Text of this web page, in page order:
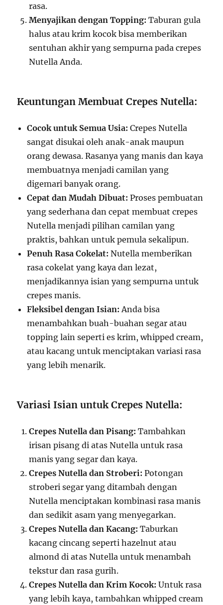
rasa.
Menyajikan dengan Topping: Taburan gula
halus atau krim kocok bisa memberikan
sentuhan akhir yang sempurna pada crepes
Nutella Anda.
Keuntungan Membuat Crepes Nutella:
Cocok untuk Semua Usia: Crepes Nutella
sangat disukai oleh anak-anak maupun
orang dewasa. Rasanya yang manis dan kaya
membuatnya menjadi camilan yang
digemari banyak orang.
Cepat dan Mudah Dibuat: Proses pembuatan
yang sederhana dan cepat membuat crepes
Nutella menjadi pilihan camilan yang
praktis, bahkan untuk pemula sekalipun.
Penuh Rasa Cokelat: Nutella memberikan
rasa cokelat yang kaya dan lezat,
menjadikannya isian yang sempurna untuk
crepes manis.
Fleksibel dengan Isian: Anda bisa
menambahkan buah-buahan segar atau
topping lain seperti es krim, whipped cream,
atau kacang untuk menciptakan variasi rasa
yang lebih menarik.
Variasi Isian untuk Crepes Nutella:
Crepes Nutella dan Pisang: Tambahkan
irisan pisang di atas Nutella untuk rasa
manis yang segar dan kaya.
Crepes Nutella dan Stroberi: Potongan
stroberi segar yang ditambah dengan
Nutella menciptakan kombinasi rasa manis
dan sedikit asam yang menyegarkan.
Crepes Nutella dan Kacang: Taburkan
kacang cincang seperti hazelnut atau
almond di atas Nutella untuk menambah
tekstur dan rasa gurih.
Crepes Nutella dan Krim Kocok: Untuk rasa
yang lebih kaya, tambahkan whipped cream